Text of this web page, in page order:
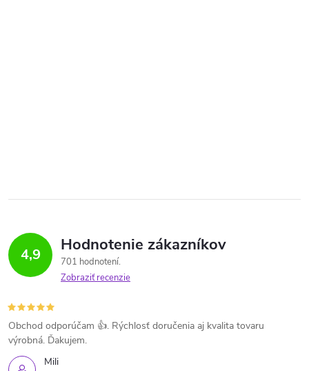
4,9 Hodnotenie zákazníkov
701 hodnotení
Zobraziť recenzie
Mili
Obchod odporúčam 👍. Rýchlosť doručenia aj kvalita tovaru
výrobná. Ďakujem.